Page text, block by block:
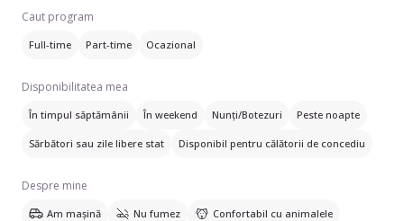
Caut program
Full-time Part-time Ocazional
Disponibilitatea mea
În timpul săptămânii În weekend Nunți/Botezuri Peste noapte
Sărbători sau zile libere stat Disponibil pentru călătorii de concediu
Despre mine
Am mașină Nu fumez Confortabil cu animalele